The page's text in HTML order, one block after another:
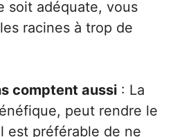
soit adéquate, vous
racines à trop de
comptent aussi : La
peut rendre le
est préférable de ne